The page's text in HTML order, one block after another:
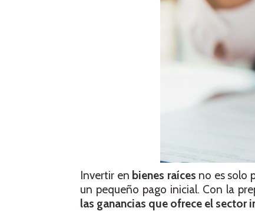
Invertir en bienes raíces no es solo
un pequeño pago inicial. Con la
las ganancias que ofrece el sector